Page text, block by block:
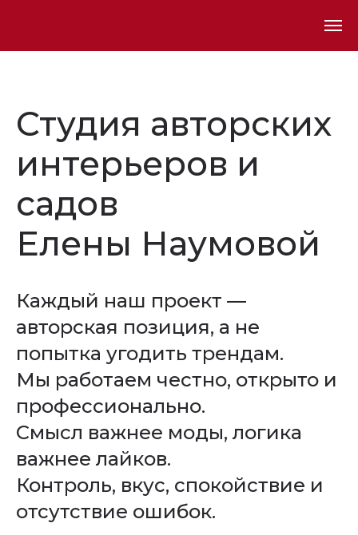
Студия авторских
интерьеров и
садов
Елены Наумовой
Каждый наш проект —
авторская позиция, а не
попытка угодить трендам.
Мы работаем честно, открыто и
профессионально.
Смысл важнее моды, логика
важнее лайков.
Контроль, вкус, спокойствие и
отсутствие ошибок.